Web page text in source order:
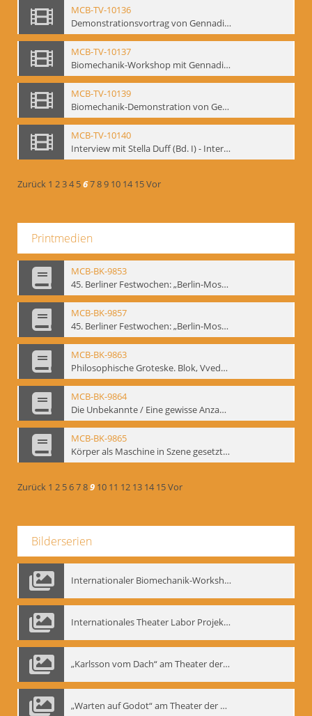
MCB-TV-10136
Demonstrationsvortrag von Gennadij Bogdanow, Frankfurt a.M., 1992 - Interne Signatur: BM-vid-51
MCB-TV-10137
Biomechanik-Workshop mit Gennadij Bogdanow, Mime Centrum Berlin, Oktober 1992 - Interne Signatur: BM-vid-53
MCB-TV-10139
Biomechanik-Demonstration von Gennadij Bogdanow im Filmtheater am Friedrichshain, Oktober 1992 - Interne Signatur: BM-vid-56
MCB-TV-10140
Interview mit Stella Duff (Bd. I) - Interne Signatur: BM-vid-57
Zurück 1 234 56789 10 14 15Vor
Printmedien
MCB-BK-9853
45. Berliner Festwochen: „Berlin-Moskau. Moskau-Berlin 1900-1950“, Berlin 1995 - interne Signatur: BM-prt-59-1
MCB-BK-9857
45. Berliner Festwochen: „Berlin-Moskau. Moskau-Berlin 1900-1950“, Berlin 1995 - interne Signatur: BM-prt-59-5
MCB-BK-9863
Philosophische Groteske. Blok, Vvedenskij und Meyerhold im bat Studiotheater - interne Signatur: BM-prt-60
MCB-BK-9864
Die Unbekannte / Eine gewisse Anzahl Gespräche - interne Signatur: BM-prt-61
MCB-BK-9865
Körper als Maschine in Szene gesetzt. „bat“-Studiotheater mit Neuinszenierungen - interne Signatur: BM-prt-62
Zurück 1 2 56789 10 11 12 13 14 15Vor
Bilderserien
Internationaler Biomechanik-Workshop, Moskau 1993
Internationales Theater Labor Projekt: Play Don Juan
„Karlsson vom Dach“ am Theater der Satire, Moskau 1985
„Warten auf Godot“ am Theater der Saire, Moskau 1980er